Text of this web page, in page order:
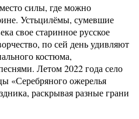
силы, где можно
Устьцилёмы, сумевшие
свое старинное русское
по сей день удивляют
костюма,
Летом 2022 года село
«Серебряного ожерелья
раскрывая разные грани